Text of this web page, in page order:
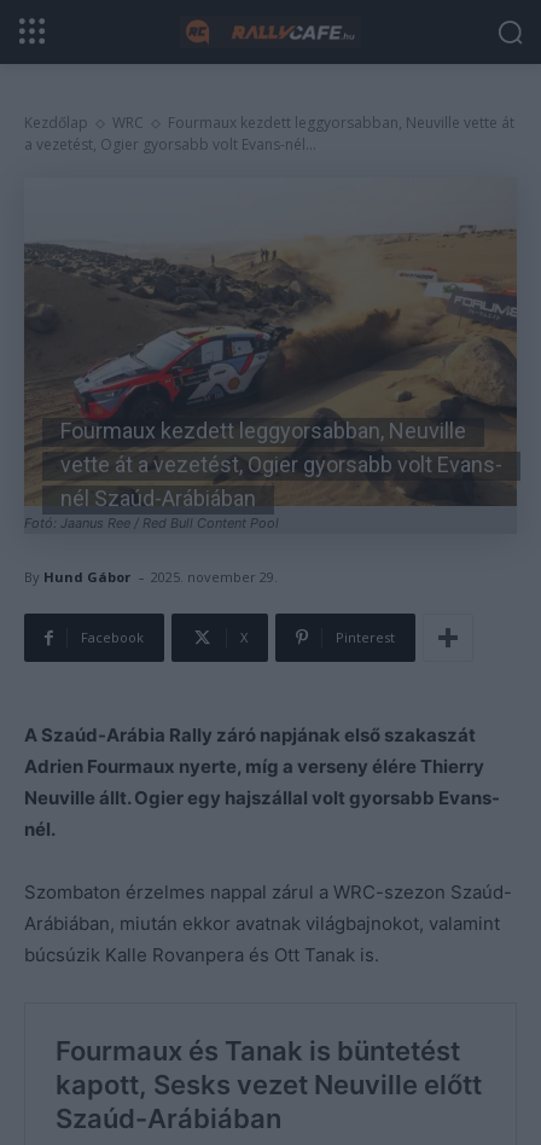
Kezdőlap WRC
Fourmaux kezdett leggyorsabban, Neuville vette át
a vezetést, Ogier gyorsabb volt Evans-nél...
Fotó: Jaanus Ree / Red Bull Content Pool
Fourmaux kezdett leggyorsabban, Neuville
vette át a vezetést, Ogier gyorsabb volt Evans-
nél Szaúd-Arábiában
By Hund Gábor - 2025. november 29.
Facebook X Pinterest
A Szaúd-Arábia Rally záró napjának első szakaszát
Adrien Fourmaux nyerte, míg a verseny élére Thierry
Neuville állt. Ogier egy hajszállal volt gyorsabb Evans-
nél.
Szombaton érzelmes nappal zárul a WRC-szezon Szaúd-
Arábiában, miután ekkor avatnak világbajnokot, valamint
búcsúzik Kalle Rovanpera és Ott Tanak is.